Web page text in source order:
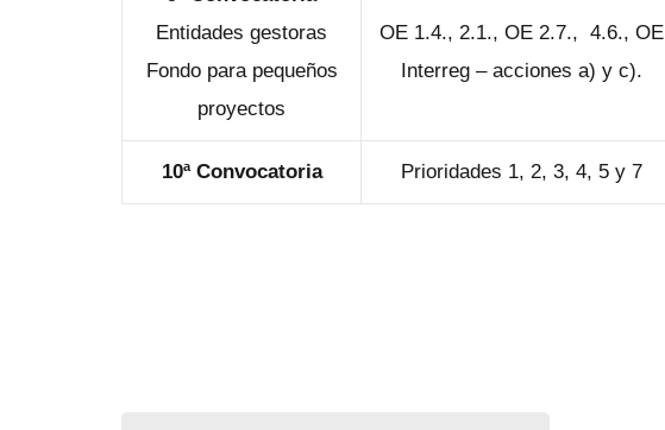
Entidades gestoras
Fondo para pequeños
proyectos
OE 1.4., 2.1., OE 2.7., 4.6., OE
Interreg – acciones a) y c).
10ª Convocatoria Prioridades 1, 2, 3, 4, 5 y 7